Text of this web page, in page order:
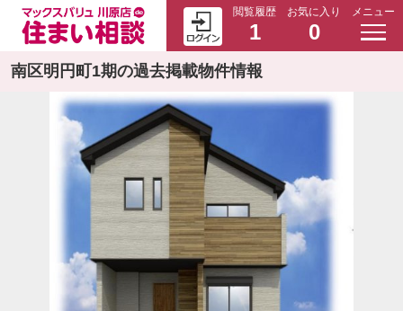
閲覧履歴
1
お気に入り
0
メニュー
南区明円町1期の過去掲載物件情報